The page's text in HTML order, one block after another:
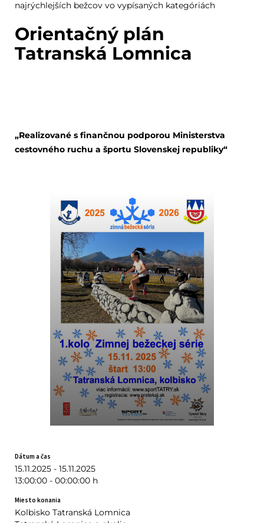
najrýchlejších bežcov vo vypísaných kategóriách
Orientačný plán
Tatranská Lomnica
„Realizované s finančnou podporou Ministerstva
cestovného ruchu a športu Slovenskej republiky“
Dátum a čas
15.11.2025 - 15.11.2025
13:00:00 - 00:00:00 h
Miesto konania
Kolbisko Tatranská Lomnica